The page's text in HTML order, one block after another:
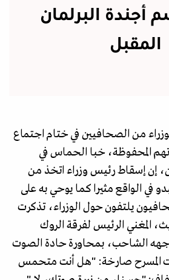
أجندة البرلمان
المقبل
من الصحافيين في ختام اجتماع
المحفوظة، خبا الحماس في
إن إسقاط رئيس وزراء اتخذ من
في الواقع مثيرا كما يوحي به على
يلتفون حول الوزراء، تذكرت
المغني الرئيس لفرقة الروك
الشاحب، بمحاورة حادة الصوت
المسرح صارخة: "هل أنت متحمس